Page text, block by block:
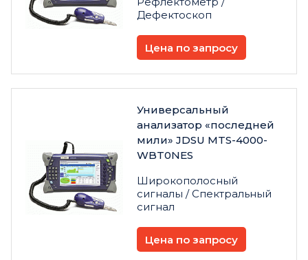
Дефектоскоп
Цена по запросу
Универсальный
анализатор «последней
мили» JDSU MTS-4000-
WBT0NES
Широкополосный
сигналы / Спектральный
сигнал
Цена по запросу